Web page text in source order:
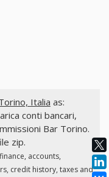
Italia as:
conti bancari,
Bar Torino.
zip.
accounts,
credit history, taxes and